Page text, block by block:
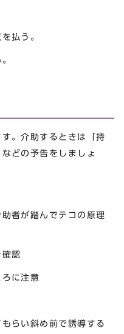
払う。
。介助するときは「持
どの予告をしましょ
者が踏んでテコの原理
認
に注意
らい斜め前で誘導する